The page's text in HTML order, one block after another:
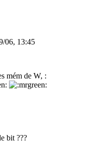
06, 13:45
mém de W, :
bit ???